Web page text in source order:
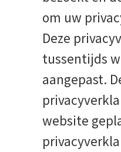
om uw
Deze
tussentijds
aangepast.
website